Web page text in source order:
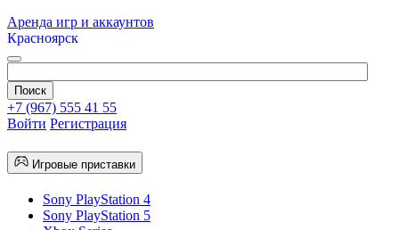
Аренда игр и аккаунтов
Красноярск
+7 (967) 555 41 55
Войти Регистрация
Игровые приставки
Sony PlayStation 4
Sony PlayStation 5